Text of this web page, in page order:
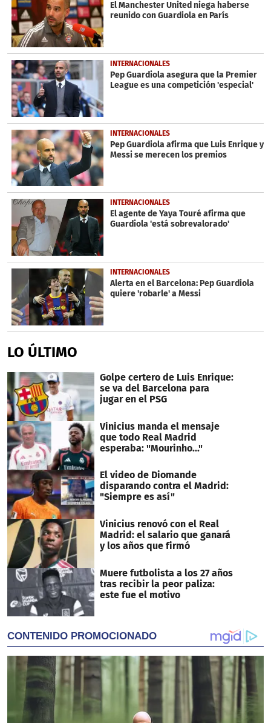
El Manchester United niega haberse
reunido con Guardiola en París
INTERNACIONALES
Pep Guardiola asegura que la Premier
League es una competición 'especial'
INTERNACIONALES
Pep Guardiola afirma que Luis Enrique y
Messi se merecen los premios
INTERNACIONALES
El agente de Yaya Touré afirma que
Guardiola 'está sobrevalorado'
INTERNACIONALES
Alerta en el Barcelona: Pep Guardiola
quiere 'robarle' a Messi
LO ÚLTIMO
Golpe certero de Luis Enrique:
se va del Barcelona para
jugar en el PSG
Vinicius manda el mensaje
que todo Real Madrid
esperaba: "Mourinho..."
El video de Diomande
disparando contra el Madrid:
"Siempre es así"
Vinicius renovó con el Real
Madrid: el salario que ganará
y los años que firmó
Muere futbolista a los 27 años
tras recibir la peor paliza:
este fue el motivo